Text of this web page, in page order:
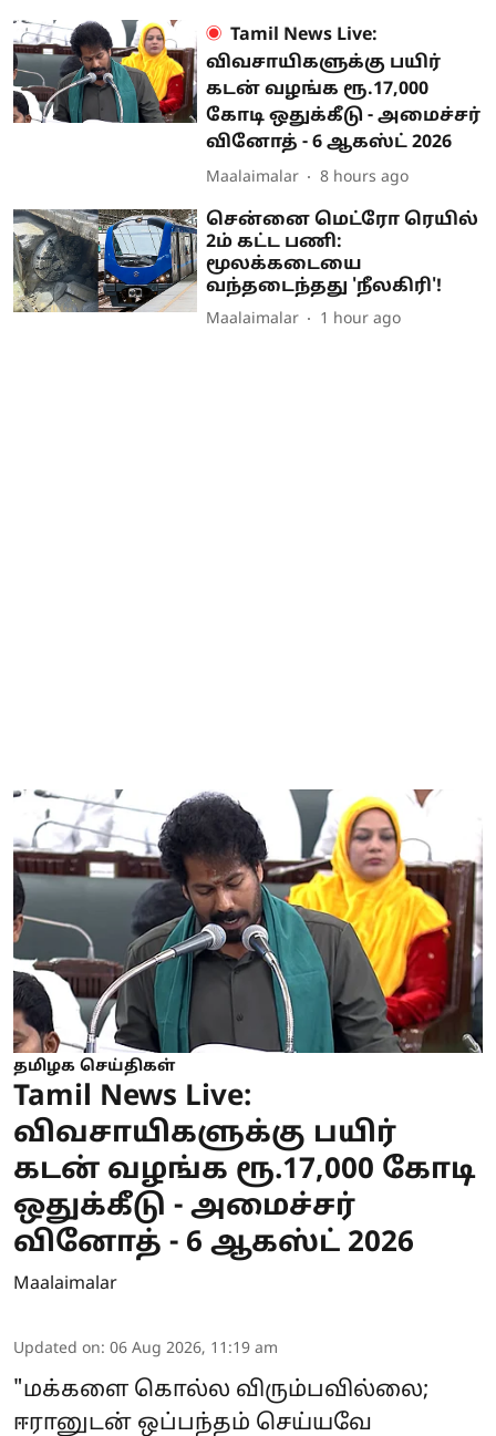
Tamil News Live:
விவசாயிகளுக்கு பயிர்
கடன் வழங்க ரூ.17,000
கோடி ஒதுக்கீடு - அமைச்சர்
வினோத் - 6 ஆகஸ்ட் 2026
Maalaimalar 8 hours ago
சென்னை மெட்ரோ ரெயில்
2ம் கட்ட பணி:
மூலக்கடையை
வந்தடைந்தது 'நீலகிரி'!
Maalaimalar 1 hour ago
தமிழக செய்திகள்
Tamil News Live:
விவசாயிகளுக்கு பயிர்
கடன் வழங்க ரூ.17,000 கோடி
ஒதுக்கீடு - அமைச்சர்
வினோத் - 6 ஆகஸ்ட் 2026
Maalaimalar
Updated on: 06 Aug 2026, 11:19 am
"மக்களை கொல்ல விரும்பவில்லை;
ஈரானுடன் ஒப்பந்தம் செய்யவே